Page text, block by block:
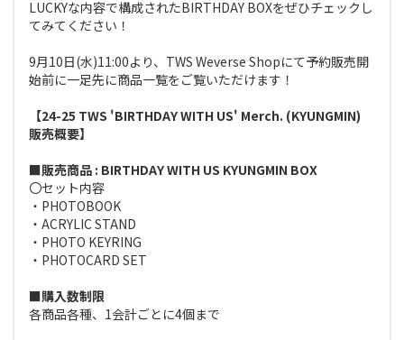
LUCKYな内容で構成されたBIRTHDAY BOXをぜひチェックし
てみてください！
9月10日(水)11:00より、TWS Weverse Shopにて予約販売開
始前に一足先に商品一覧をご覧いただけます！
【24-25 TWS 'BIRTHDAY WITH US' Merch. (KYUNGMIN)
販売概要】
■販売商品 : BIRTHDAY WITH US KYUNGMIN BOX
〇セット内容
・PHOTOBOOK
・ACRYLIC STAND
・PHOTO KEYRING
・PHOTOCARD SET
■購入数制限
各商品各種、1会計ごとに4個まで